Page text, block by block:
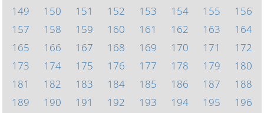
149
150 151 152 153 154 155
156
157
158 159 160 161 162 163
164
165
166 167 168 169 170 171
172
173
174 175 176 177 178 179
180
181
182 183 184 185 186 187
188
189
190 191 192 193 194 195
196